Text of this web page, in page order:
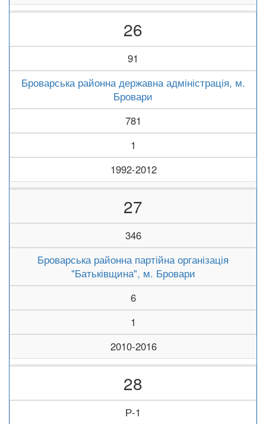
26
91
Броварська районна державна адміністрація, м.
Бровари
781
1
1992-2012
27
346
Броварська районна партійна організація
"Батьківщина", м. Бровари
6
1
2010-2016
28
Р-1